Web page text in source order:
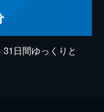
日間ゆっくりと